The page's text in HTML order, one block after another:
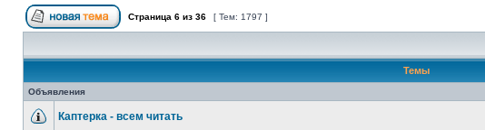
Страница 6 из 36 [ Тем: 1797 ]
Темы
Объявления
Каптерка - всем читать